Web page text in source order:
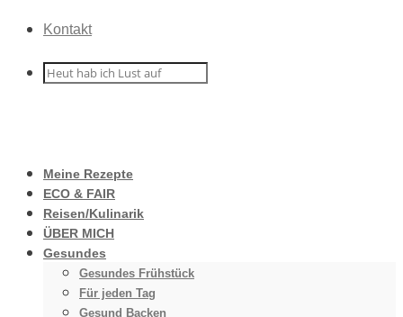
Kontakt
Meine Rezepte
ECO & FAIR
Reisen/Kulinarik
ÜBER MICH
Gesundes
Gesundes Frühstück
Für jeden Tag
Gesund Backen